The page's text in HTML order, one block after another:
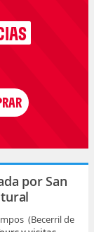
por San
(Becerril de